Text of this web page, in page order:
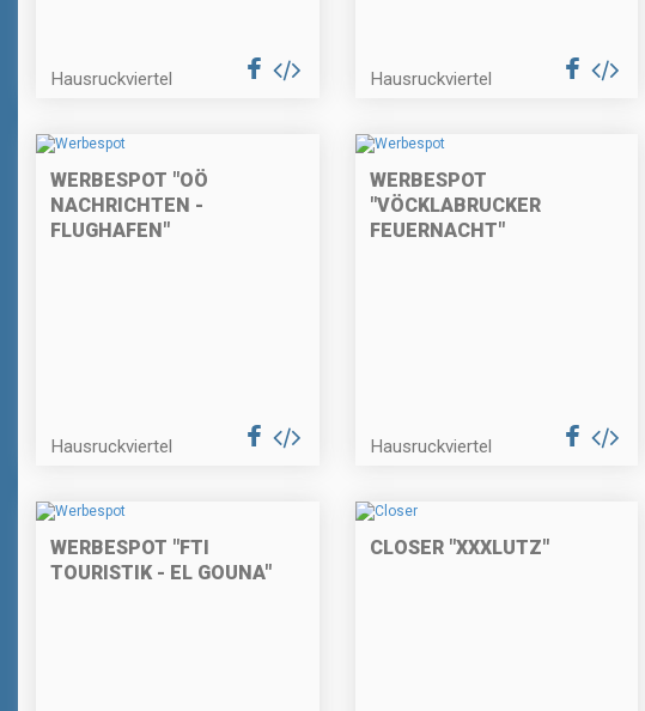
Hausruckviertel Hausruckviertel
WERBESPOT "OÖ
NACHRICHTEN -
FLUGHAFEN"
Hausruckviertel
WERBESPOT
"VÖCKLABRUCKER
FEUERNACHT"
Hausruckviertel
WERBESPOT "FTI
TOURISTIK - EL GOUNA"
CLOSER "XXXLUTZ"